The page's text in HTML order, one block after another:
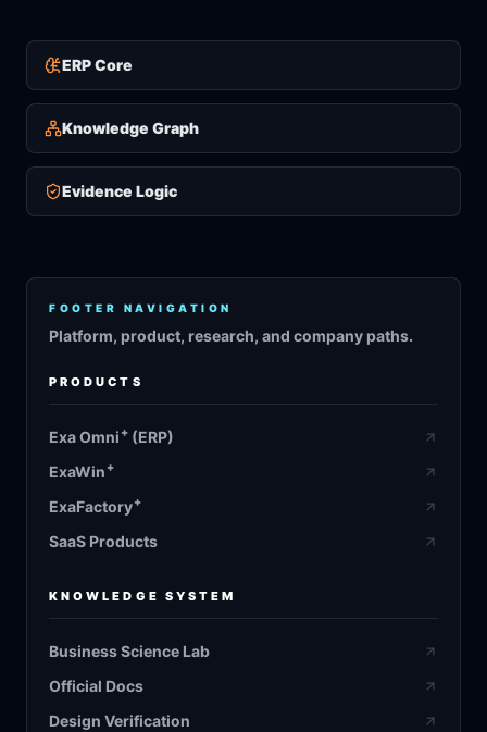
ERP Core
Knowledge Graph
Evidence Logic
FOOTER NAVIGATION
Platform, product, research, and company paths.
PRODUCTS
Exa Omni +(ERP)
ExaWin +
ExaFactory+
SaaS Products
KNOWLEDGE SYSTEM
Business Science Lab
Official Docs
Design Verification